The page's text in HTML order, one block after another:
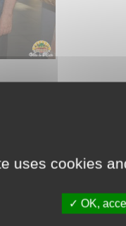
uses cookies
OK,